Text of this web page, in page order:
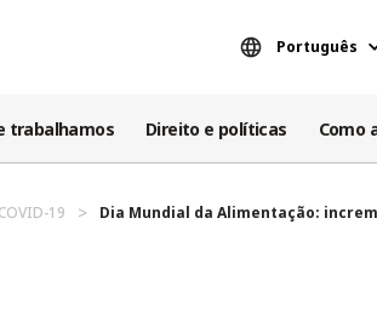
Português
trabalhamos Direito e políticas Como
19 Dia Mundial da Alimentação: